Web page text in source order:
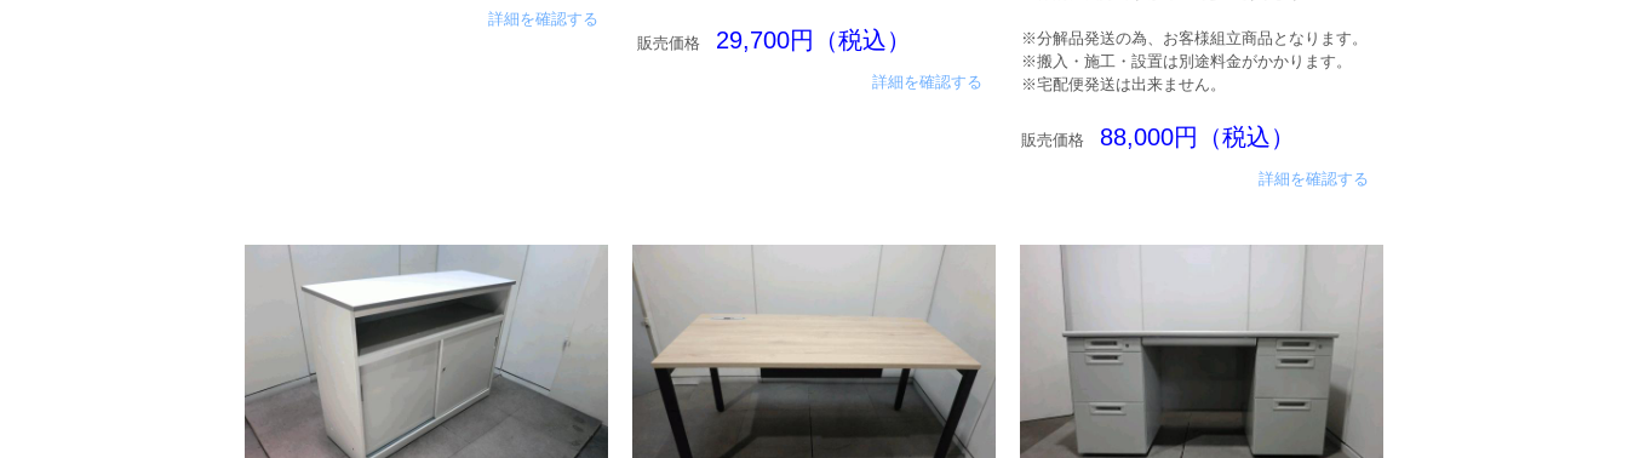
詳細を確認する
販売価格 29,700円（税込）
詳細を確認する
※分解品発送の為、お客様組立商品となります。
※搬入・施工・設置は別途料金がかかります。
※宅配便発送は出来ません。
販売価格 88,000円（税込）
詳細を確認する